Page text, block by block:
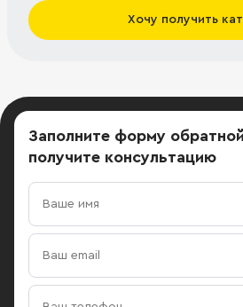
Хочу получить
Заполните форму
получите консультацию